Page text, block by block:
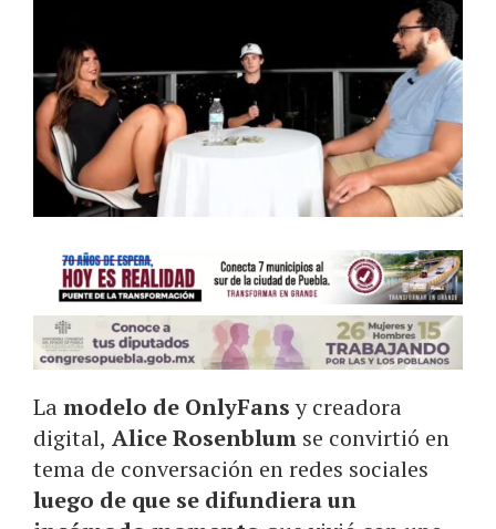
Lamodelo de OnlyFansy creadora
digital, Alice Rosenblum se convirtió en
tema de conversación en redes sociales
luego de que se difundiera un